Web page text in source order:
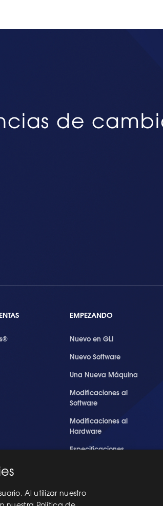
de
EMPEZANDO
Nuevo en GLI
Nuevo Software
Una Nueva Máquina
Modificaciones al
Software
Modificaciones al
Hardware
Especificaciones
Al utilizar nuestro